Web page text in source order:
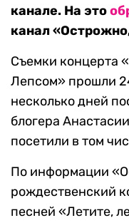
канале. На это
канал
Съемки концерта
Лепсом» прошли
несколько дней
блогера
посетили в том
По информации
рождественский
песней «Летите,